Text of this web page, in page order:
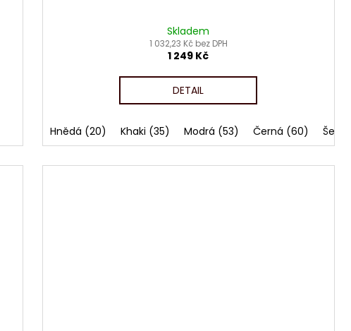
Skladem
1 032,23 Kč bez DPH
1 249 Kč
DETAIL
Hnědá (20) Khaki (35) Modrá (53) Černá (60)